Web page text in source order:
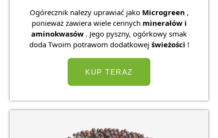
Ogórecznik należy uprawiać jako Microgreen ,
ponieważ zawiera wiele cennych minerałów i
aminokwasów . Jego pyszny, ogórkowy smak
doda Twoim potrawom dodatkowej świeżości !
KUP TERAZ